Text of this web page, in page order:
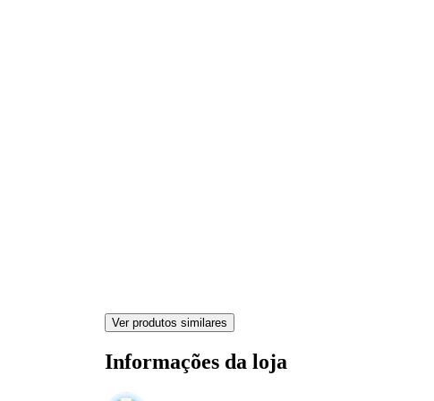
Ver produtos similares
Informações da loja